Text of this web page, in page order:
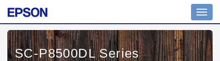
SC-P8500DL Series